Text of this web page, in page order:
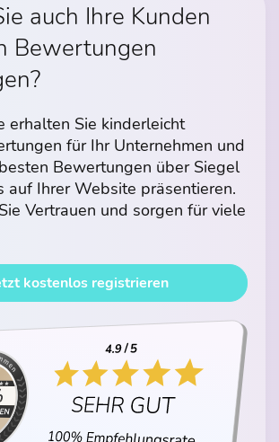
auch Ihre Kunden
Bewertungen
erhalten Sie kinderleicht
für Ihr Unternehmen und
Bewertungen über Siegel
auf Ihrer Website präsentieren.
Vertrauen und sorgen für viele
kostenlos registrieren